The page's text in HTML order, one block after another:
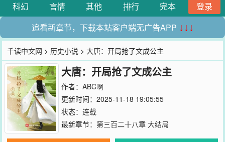
科幻
言情 其他 排行 完本
登录
追看新章节，下载本站客户端无广告APP ↓↓↓
千读中文网 > 历史小说 > 大唐：开局抢了文成公主
大唐：开局抢了文成公主
作者： ABC啊
更新时间：2025-11-18 19:05:55
状态：连载
最新章节： 第三百二十八章 大结局